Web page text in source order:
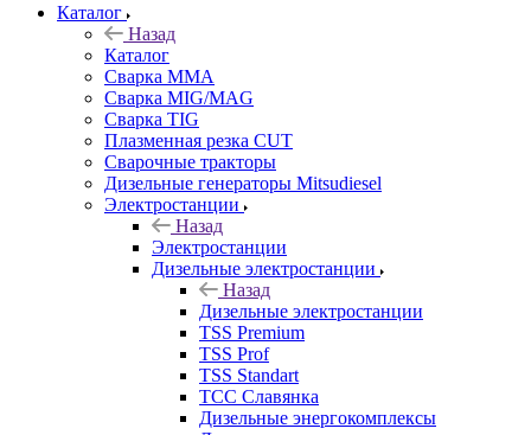
Каталог
Назад
Каталог
Сварка MMA
Сварка MIG/MAG
Сварка TIG
Плазменная резка CUT
Сварочные тракторы
Дизельные генераторы Mitsudiesel
Электростанции
Назад
Электростанции
Дизельные электростанции
Назад
Дизельные электростанции
TSS Premium
TSS Prof
TSS Standart
ТСС Славянка
Дизельные энергокомплексы